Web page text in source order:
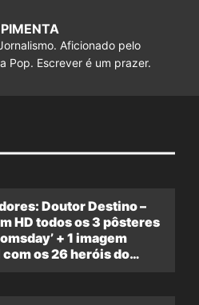
Aficionado pelo
Pop. Escrever é um prazer.
Doutor Destino –
HD todos os 3 pôsteres
+ 1 imagem
os 26 heróis do